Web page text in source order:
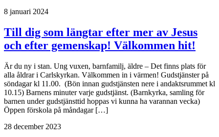
8 januari 2024
Till dig som längtar efter mer av Jesus
och efter gemenskap! Välkommen hit!
Är du ny i stan. Ung vuxen, barnfamilj, äldre – Det finns plats för
alla åldrar i Carlskyrkan. Välkommen in i värmen! Gudstjänster på
söndagar kl 11.00. (Bön innan gudstjänsten nere i andaktsrummet kl
10.15) Barnens minuter varje gudstjänst. (Barnkyrka, samling för
barnen under gudstjänsttid hoppas vi kunna ha varannan vecka)
Öppen förskola på måndagar […]
28 december 2023